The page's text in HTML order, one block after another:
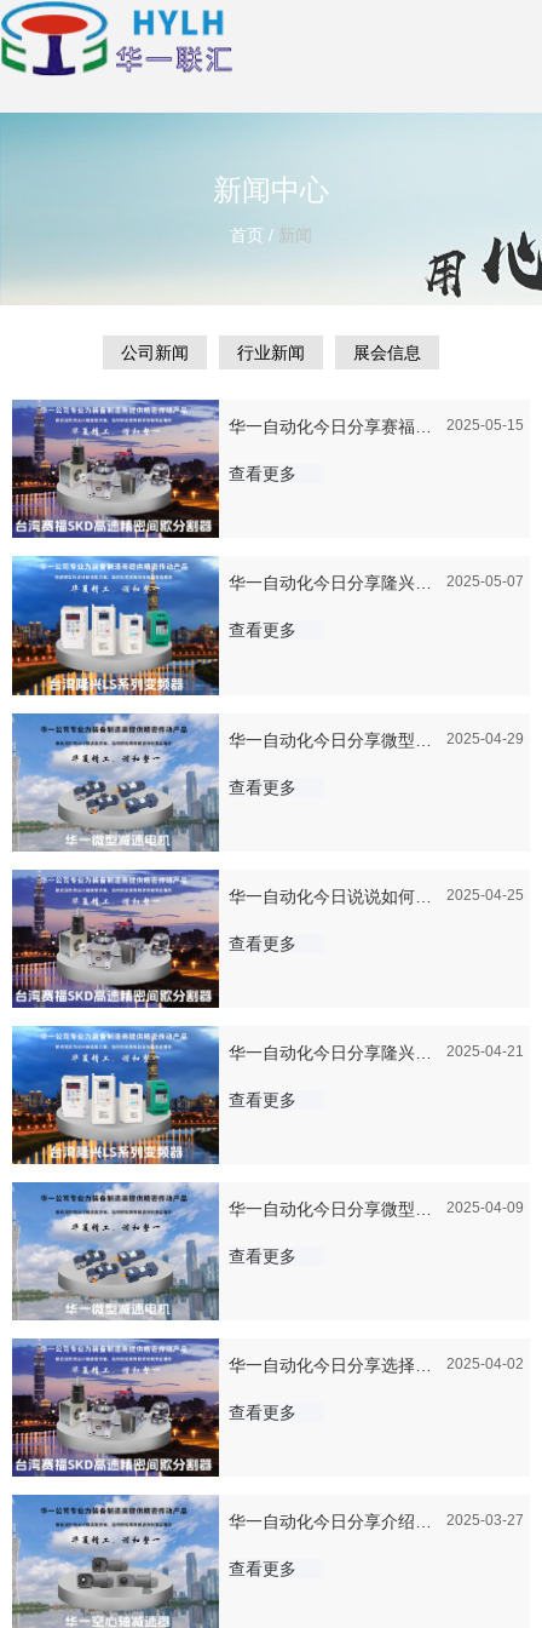
新闻中心
首页 / 新闻
公司新闻 行业新闻 展会信息
2025-05-15
华一自动化今日分享赛福
SKD间歇分割器的维护和保
查看更多
2025-05-07
华一自动化今日分享隆兴变
频器的安装和调试步骤是怎
查看更多
2025-04-29
华一自动化今日分享微型减
速电机的使用寿命有多长？
查看更多
2025-04-25
华一自动化今日说说如何选
择合适的赛福SKD间歇分割
查看更多
2025-04-21
华一自动化今日分享隆兴变
频器如何保障设备的稳定性
查看更多
2025-04-09
华一自动化今日分享微型减
速电机的输出扭矩和使用寿
查看更多
2025-04-02
华一自动化今日分享选择赛
福SKD间歇分割器应该考虑
查看更多
2025-03-27
华一自动化今日分享介绍一
下隆兴变频器的安装和调试
查看更多